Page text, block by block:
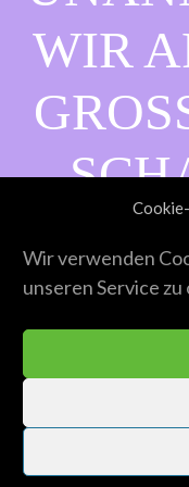
Wir verwenden
unseren Service
WIR